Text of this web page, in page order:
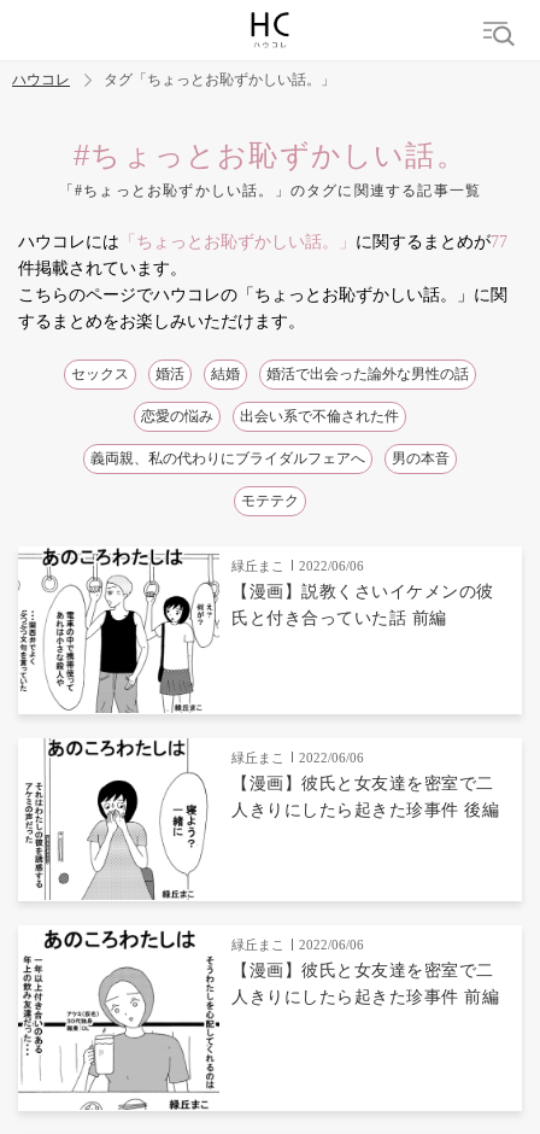
結婚 セックス カップル 男の本音 モテテク 婚活
ハウコレ タグ「ちょっとお恥ずかしい話。」
#ちょっとお恥ずかしい話。
「#ちょっとお恥ずかしい話。」のタグに関連する記事一覧
ハウコレには 「ちょっとお恥ずかしい話。」 に関するまとめが77
件掲載されています。
こちらのページでハウコレの「ちょっとお恥ずかしい話。」に関
するまとめをお楽しみいただけます。
セックス 婚活 結婚 婚活で出会った論外な男性の話
恋愛の悩み 出会い系で不倫された件
義両親、私の代わりにブライダルフェアへ 男の本音
モテテク
緑丘まこ 2022/06/06
【漫画】説教くさいイケメンの彼
氏と付き合っていた話 前編
緑丘まこ 2022/06/06
【漫画】彼氏と女友達を密室で二
人きりにしたら起きた珍事件 後編
緑丘まこ 2022/06/06
【漫画】彼氏と女友達を密室で二
人きりにしたら起きた珍事件 前編